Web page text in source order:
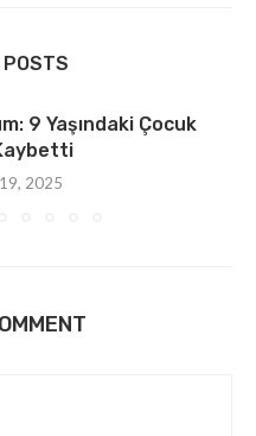
POSTS
9 Yaşındaki Çocuk
2025